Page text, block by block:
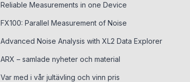
Reliable Measurements in one Device
FX100: Parallel Measurement of Noise
Advanced Noise Analysis with XL2 Data Explorer
ARX – samlade nyheter och material
Var med i vår jultävling och vinn pris